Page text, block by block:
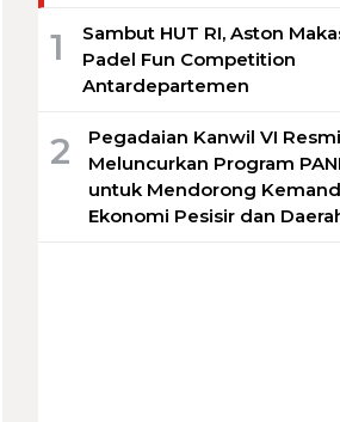
1
Sambut HUT RI, Aston
Padel Fun Competition
Antardepartemen
2
Pegadaian Kanwil VI Resmi
Meluncurkan Program
untuk Mendorong
Ekonomi Pesisir dan